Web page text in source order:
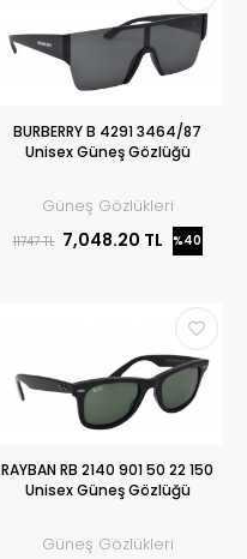
BURBERRY B 4291 3464/87
Unisex Güneş Gözlüğü
Güneş Gözlükleri
11747 TL 7,048.20 TL %40
RAYBAN RB 2140 901 50 22 150
Unisex Güneş Gözlüğü
Güneş Gözlükleri